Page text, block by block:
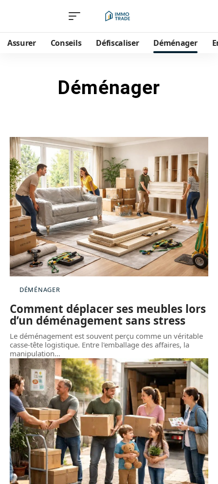
Assurer Conseils Défiscaliser Déménager
Déménager
DÉMÉNAGER
Comment déplacer ses meubles lors
d’un déménagement sans stress
Le déménagement est souvent perçu comme un véritable
casse-tête logistique. Entre l'emballage des affaires, la
manipulation…